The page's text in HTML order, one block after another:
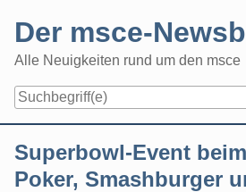
content
Der msce-
Alle Neuigkeiten rund um den msce
Superbowl-Event
Poker, Smashburger